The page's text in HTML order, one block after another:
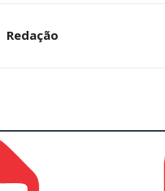
Redação